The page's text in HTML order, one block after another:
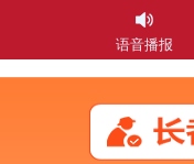
语音播报